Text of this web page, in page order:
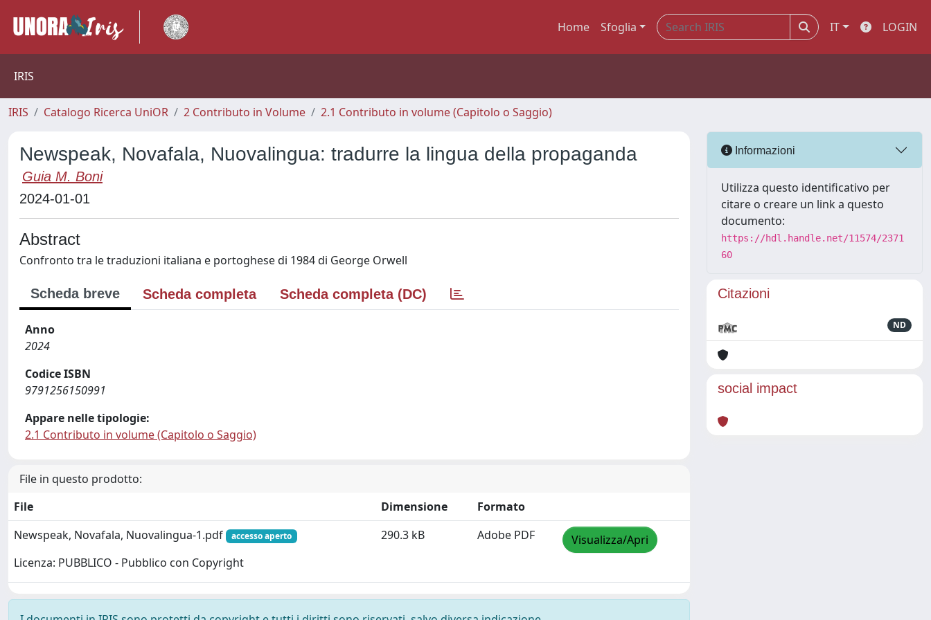
Home Sfoglia IT LOGIN
IRIS
IRIS Catalogo Ricerca UniOR 2 Contributo in Volume 2.1 Contributo in volume (Capitolo o Saggio)
Newspeak, Novafala, Nuovalingua: tradurre la lingua della propaganda
Guia M. Boni
2024-01-01
Abstract
Confronto tra le traduzioni italiana e portoghese di 1984 di George Orwell
Scheda breve Scheda completa Scheda completa (DC)
Anno
2024
Codice ISBN
9791256150991
Appare nelle tipologie:
2.1 Contributo in volume (Capitolo o Saggio)
File in questo prodotto:
File
Dimensione
Formato
Newspeak, Novafala, Nuovalingua-1.pdf
accesso aperto
Licenza: PUBBLICO - Pubblico con Copyright
290.3 kB Adobe PDF Visualizza/Apri
Informazioni
Utilizza questo identificativo per
citare o creare un link a questo
documento:
https://hdl.handle.net/11574/2371
60
Citazioni
ND
social impact